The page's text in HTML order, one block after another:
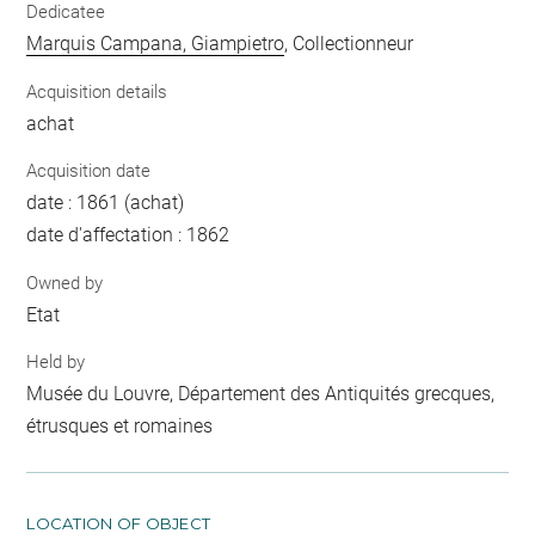
Dedicatee
Marquis Campana, Giampietro, Collectionneur
Acquisition details
achat
Acquisition date
date : 1861 (achat)
date d'affectation : 1862
Owned by
Etat
Held by
Musée du Louvre, Département des Antiquités grecques,
étrusques et romaines
LOCATION OF OBJECT